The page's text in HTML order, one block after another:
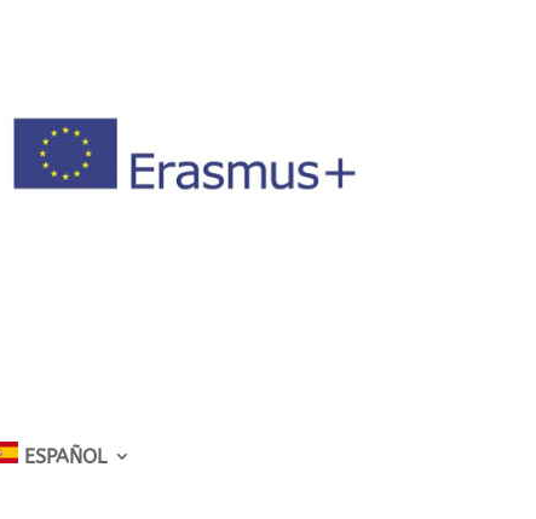
ESPAÑOL